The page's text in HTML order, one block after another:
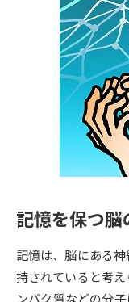
大学・短大以外の
専門学校の資料請求
留学・進学関連、塾・
大学入学共通テスト「受
配慮案内」の請求
幼稚園教員資格認定試験
高等学校（情報）教員
試験
記憶を保つ脳
記憶は、脳にある
持されていると考
ンパク質などの分